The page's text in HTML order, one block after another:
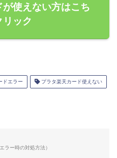
使えない方はこち
リック
ドエラー プラタ楽天カード使えない
ラー時の対処方法）